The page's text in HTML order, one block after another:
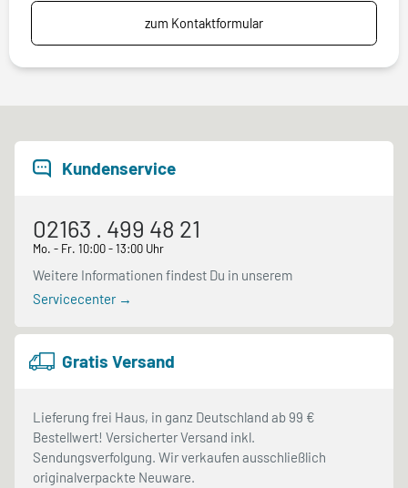
zum Kontaktformular
Kundenservice
02163 . 499 48 21
Mo. - Fr. 10:00 - 13:00 Uhr
Weitere Informationen findest Du in unserem
Servicecenter →
Gratis Versand
Lieferung frei Haus, in ganz Deutschland ab 99 €
Bestellwert! Versicherter Versand inkl.
Sendungsverfolgung. Wir verkaufen ausschließlich
originalverpackte Neuware.